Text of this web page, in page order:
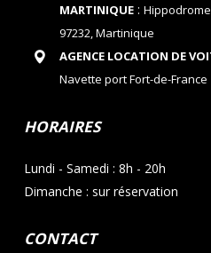
MARTINIQUE:
97232, Martinique
AGENCE LOCATION DE
Navette port Fort-de-France
HORAIRES
Lundi - Samedi : 8h - 20h
Dimanche : sur réservation
CONTACT